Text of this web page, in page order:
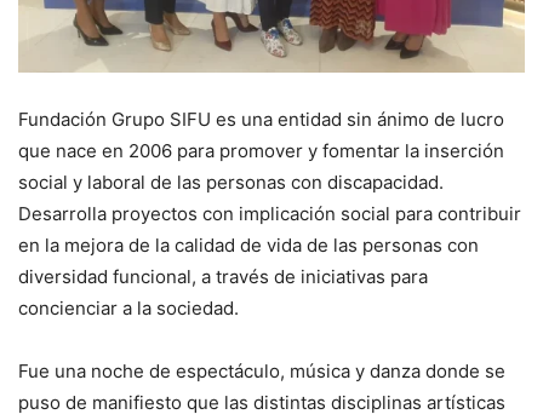
Fundación Grupo SIFU es una entidad sin ánimo de lucro
que nace en 2006 para promover y fomentar la inserción
social y laboral de las personas con discapacidad.
Desarrolla proyectos con implicación social para contribuir
en la mejora de la calidad de vida de las personas con
diversidad funcional, a través de iniciativas para
concienciar a la sociedad.
Fue una noche de espectáculo, música y danza donde se
puso de manifiesto que las distintas disciplinas artísticas